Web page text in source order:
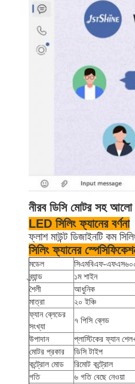
নীরব ডিসি মোটর সহ আলো
LED সিলিং ফ্যানের বর্ণনা
ফ্লাশ মাউন্ট ডিজাইনটি কম
সিলিং ফ্যানের
মডেল
সিএমবিএফ-
ব্র্যান্ড
১ম শাইন
শৈলী
আধুনিক
মাত্রা
২০ ইঞ্চি
ফ্যান ব্লেডের
সংখ্যা
৭ পিসি ব্লেড
উপাদান
প্লাস্টিকের ফ্যান
মোটর প্রকার
ডিসি টাইপ
কন্ট্রোল মোড
রিমোট কন্ট্রোল
গতি
৬ গতি বেছে নেওয়া